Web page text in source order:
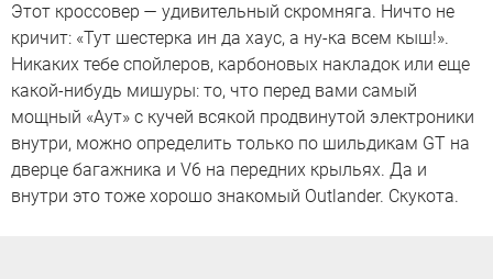
Этот кроссовер — удивительный скромняга. Ничто не
кричит: «Тут шестерка ин да хаус, а ну-ка всем кыш!».
Никаких тебе спойлеров, карбоновых накладок или еще
какой-нибудь мишуры: то, что перед вами самый
мощный «Аут» с кучей всякой продвинутой электроники
внутри, можно определить только по шильдикам GT на
дверце багажника и V6 на передних крыльях. Да и
внутри это тоже хорошо знакомый Outlander. Скукота.